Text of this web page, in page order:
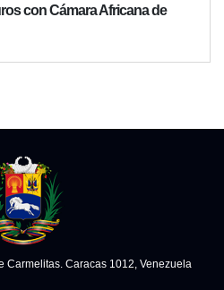
con Cámara Africana de
Carmelitas. Caracas 1012, Venezuela